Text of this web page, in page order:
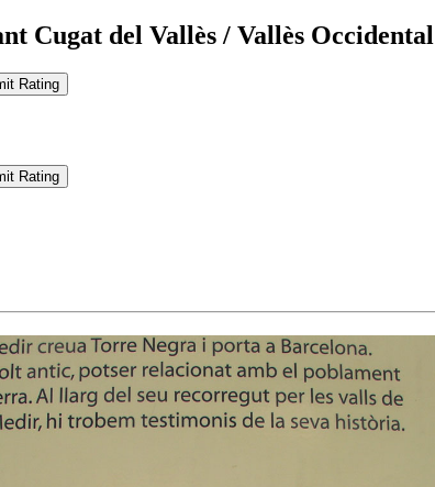
Cugat del Vallès / Vallès Occidental
Rating
Rating